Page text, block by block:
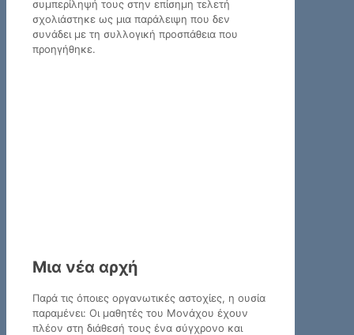
συμπερίληψή τους στην επίσημη τελετή
σχολιάστηκε ως μια παράλειψη που δεν
συνάδει με τη συλλογική προσπάθεια που
προηγήθηκε.
Μια νέα αρχή
Παρά τις όποιες οργανωτικές αστοχίες, η ουσία
παραμένει: Οι μαθητές του Μονάχου έχουν
πλέον στη διάθεσή τους ένα σύγχρονο και